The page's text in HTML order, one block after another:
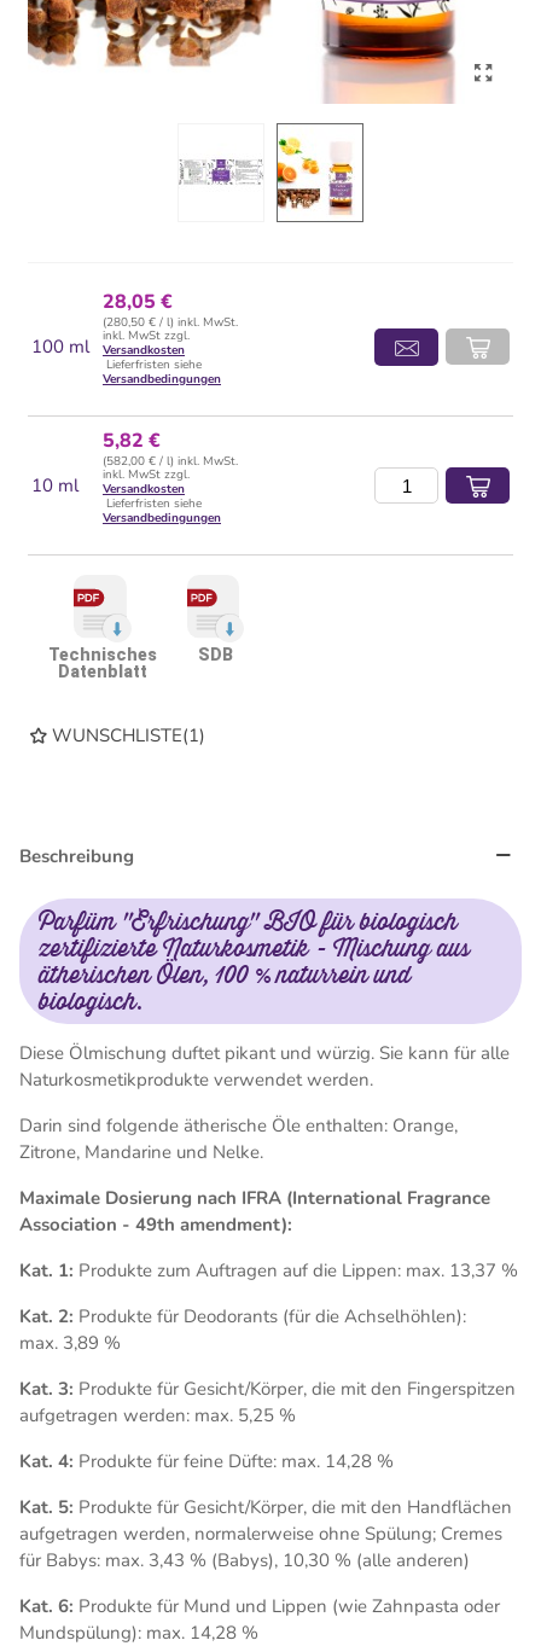
100 ml
28,05 €
(280,50 € / l) inkl. MwSt.
inkl. MwSt zzgl.
Versandkosten
Lieferfristen siehe
Versandbedingungen
10 ml
5,82 €
(582,00 € / l) inkl. MwSt.
inkl. MwSt zzgl.
Versandkosten
Lieferfristen siehe
Versandbedingungen
Technisches
Datenblatt
SDB
WUNSCHLISTE(1)
Beschreibung
Parfüm "Erfrischung" BIO für biologisch
zertifizierte Naturkosmetik - Mischung aus
ätherischen Ölen, 100 % naturrein und
biologisch.
Diese Ölmischung duftet pikant und würzig. Sie kann für alle
Naturkosmetikprodukte verwendet werden.
Darin sind folgende ätherische Öle enthalten: Orange,
Zitrone, Mandarine und Nelke.
Maximale Dosierung nach IFRA (International Fragrance
Association - 49th amendment):
Kat. 1: Produkte zum Auftragen auf die Lippen: max. 13,37 %
Kat. 2: Produkte für Deodorants (für die Achselhöhlen):
max. 3,89 %
Kat. 3: Produkte für Gesicht/Körper, die mit den Fingerspitzen
aufgetragen werden: max. 5,25 %
Kat. 4: Produkte für feine Düfte: max. 14,28 %
Kat. 5: Produkte für Gesicht/Körper, die mit den Handflächen
aufgetragen werden, normalerweise ohne Spülung; Cremes
für Babys: max. 3,43 % (Babys), 10,30 % (alle anderen)
Kat. 6: Produkte für Mund und Lippen (wie Zahnpasta oder
Mundspülung): max. 14,28 %